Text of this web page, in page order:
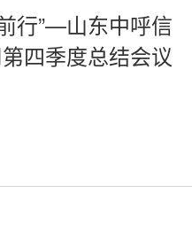
行”—山东中呼信
四季度总结会议